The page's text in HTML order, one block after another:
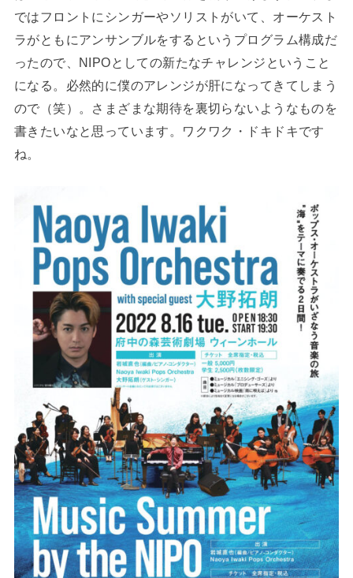
ではフロントにシンガーやソリストがいて、オーケスト
ラがともにアンサンブルをするというプログラム構成だ
ったので、NIPOとしての新たなチャレンジということ
になる。必然的に僕のアレンジが肝になってきてしまう
ので（笑）。さまざまな期待を裏切らないようなものを
書きたいなと思っています。ワクワク・ドキドキです
ね。